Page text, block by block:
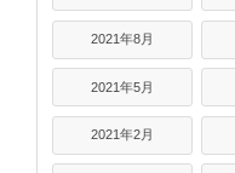
2021年8月
2021年5月
2021年2月